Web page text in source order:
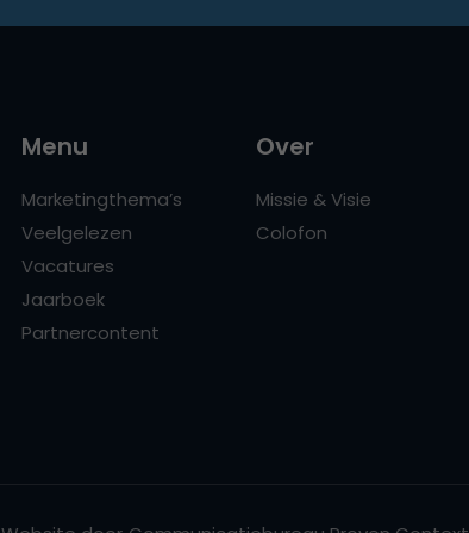
Menu
Marketingthema’s
Veelgelezen
Vacatures
Jaarboek
Partnercontent
Over
Missie & Visie
Colofon